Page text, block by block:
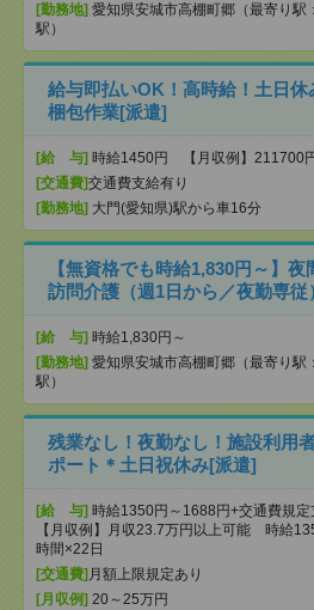
[勤務地] 愛知県安城市高棚町郷（最寄り駅
駅）
給与即払いOK！高時給！土日休
梱包作業[派遣]
[給 与] 時給1450円 【月収例】211700
[交通費]交通費支給有り
[勤務地] 大門(愛知県)駅から車16分
【無資格でも時給1,830円～】
訪問介護（週1日から／夜勤専
[給 与] 時給1,830円～
[勤務地] 愛知県安城市高棚町郷（最寄り駅
駅）
残業なし！夜勤なし！施設利用
ポート＊土日祝休み[派遣]
[給 与] 時給1350円～1688円+交通費規
【月収例】月収23.7万円以上可能 時給
時間×22日
[交通費] 月額上限規定あり
[月収例] 20～25万円